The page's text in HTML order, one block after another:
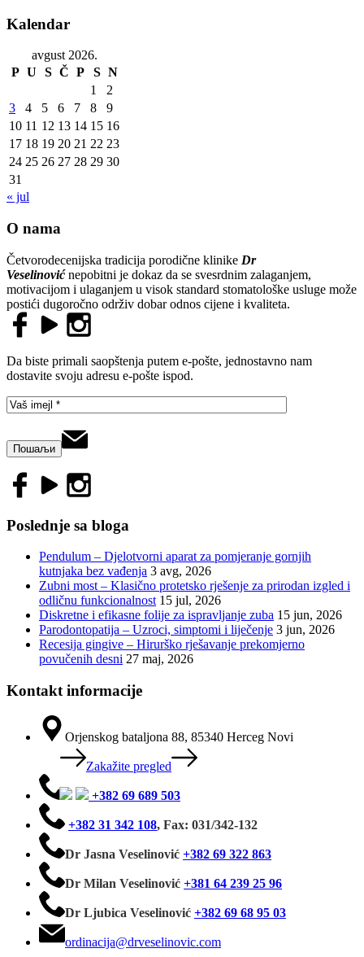
Kalendar
avgust 2026.
P U S Č P S N
1
2
3
4 5 6 7 8
9
10 11 12 13 14 15 16
17 18 19 20 21 22 23
24 25 26 27 28 29 30
31
« jul
O nama
Četvorodecenijska tradicija porodične klinike Dr
Veselinovićnepobitni je dokaz da se svesrdnim zalaganjem,
motivacijom i ulaganjem u visok standard stomatološke usluge može
postići dugoročno održiv dobar odnos cijene i kvaliteta.
Da biste primali saopštenja putem e-pošte, jednostavno nam
dostavite svoju adresu e-pošte ispod.
Poslednje sa bloga
Pendulum – Djelotvorni aparat za pomjeranje gornjih
kutnjaka bez vađenja 3 avg, 2026
Zubni most – Klasično protetsko rješenje za prirodan izgled i
odličnu funkcionalnost 15 jul, 2026
Diskretne i efikasne folije za ispravljanje zuba 15 jun, 2026
Parodontopatija – Uzroci, simptomi i liječenje 3 jun, 2026
Recesija gingive – Hirurško rješavanje prekomjerno
povučenih desni 27 maj, 2026
Kontakt informacije
Orjenskog bataljona 88, 85340 Herceg Novi
Zakažite pregled
+382 69 689 503
+382 31 342 108, Fax: 031/342-132
Dr Jasna Veselinović +382 69 322 863
Dr Milan Veselinović +381 64 239 25 96
Dr Ljubica Veselinović +382 69 68 95 03
ordinacija@drveselinovic.com